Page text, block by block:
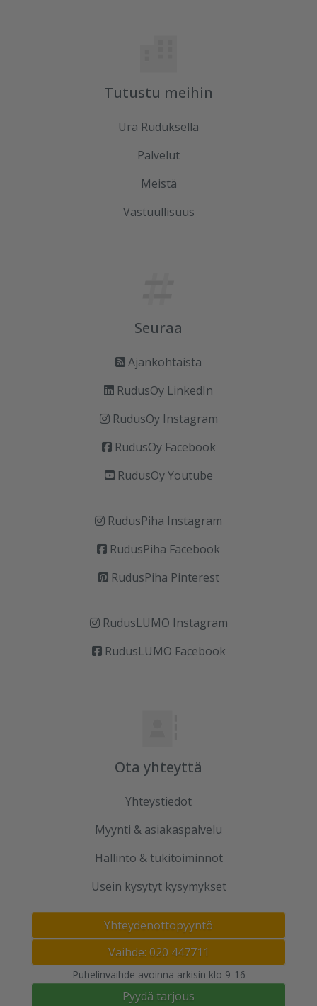
Tutustu meihin
Ura Ruduksella
Palvelut
Meistä
Vastuullisuus
Seuraa
Ajankohtaista
RudusOy LinkedIn
RudusOy Instagram
RudusOy Facebook
RudusOy Youtube
RudusPiha Instagram
RudusPiha Facebook
RudusPiha Pinterest
RudusLUMO Instagram
RudusLUMO Facebook
Ota yhteyttä
Yhteystiedot
Myynti & asiakaspalvelu
Hallinto & tukitoiminnot
Usein kysytyt kysymykset
Yhteydenottopyyntö
Vaihde: 020 447711
Puhelinvaihde avoinna arkisin klo 9-16
Pyydä tarjous